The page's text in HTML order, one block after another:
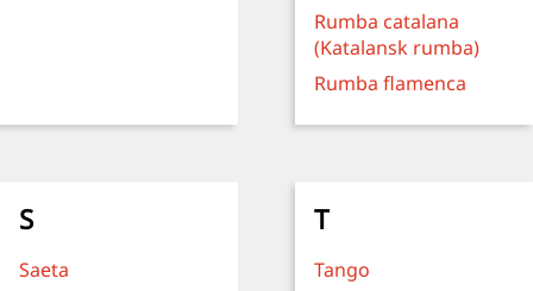
Rumba catalana
(Katalansk rumba)
Rumba flamenca
S
Saeta
T
Tango